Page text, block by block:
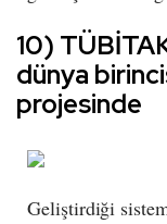
10)
dünya
projesinde
Geliştirdiği